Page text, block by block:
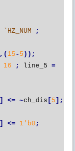
`HZ_NUM
;
,( 15 - 5 ));
16 ; line_5 =
] <= ~ch_dis [ 5 ];
] <= 1'b0 ;